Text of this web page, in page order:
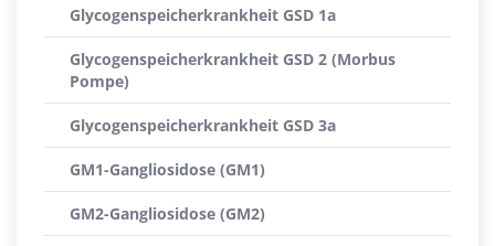
Glycogenspeicherkrankheit GSD 1a
Glycogenspeicherkrankheit GSD 2 (Morbus
Pompe)
Glycogenspeicherkrankheit GSD 3a
GM1-Gangliosidose (GM1)
GM2-Gangliosidose (GM2)